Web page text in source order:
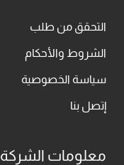
التحقق من طلب
الشروط والأحكام
سياسة الخصوصية
إتصل بنا
معلومات الشركة